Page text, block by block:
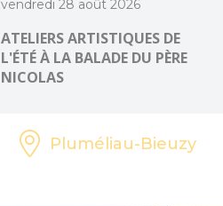
vendredi 28 août 2026
ATELIERS ARTISTIQUES DE
L'ÉTÉ À LA BALADE DU PÈRE
NICOLAS
Pluméliau-Bieuzy